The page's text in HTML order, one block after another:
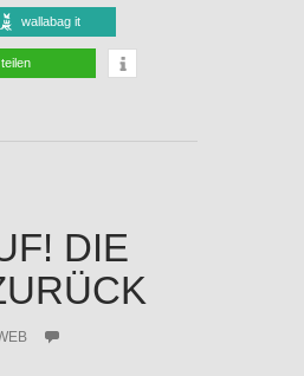
wallabag it
teilen
DIE